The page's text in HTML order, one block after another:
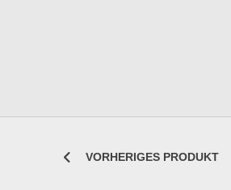
VORHERIGES PRODUKT